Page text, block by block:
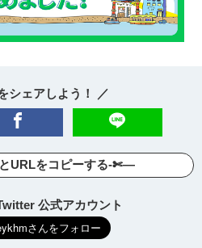
シェアしよう！ ／
URLをコピーする-✄—
公式アカウント